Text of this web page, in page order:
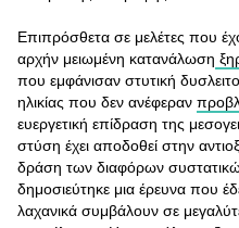
Επιπρόσθετα σε μελέτες που
αρχήν μειωμένη κατανάλωση
που εμφάνισαν στυτική
ηλικίας που δεν ανέφεραν
ευεργετική επίδραση της
στύση έχει αποδοθεί στην
δράση των διαφόρων
δημοσιεύτηκε μια έρευνα που
λαχανικά συμβάλουν σε